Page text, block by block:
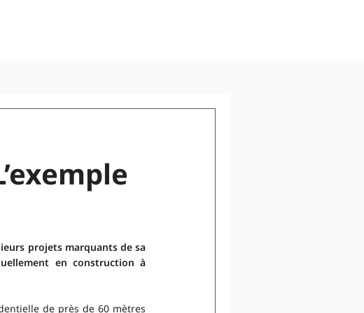
projets marquants de sa
en construction à
de près de 60 mètres